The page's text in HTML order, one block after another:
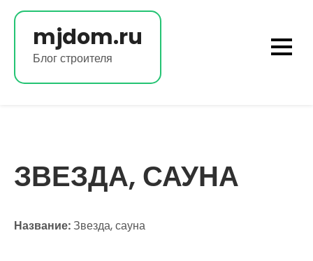
Перейти
содержимомуmjdom.ru
Блог строителя
ЗВЕЗДА, САУНА
Название:Звезда, сауна